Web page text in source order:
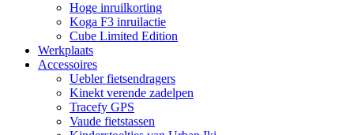
Hoge inruilkorting
Koga F3 inruilactie
Cube Limited Edition
Werkplaats
Accessoires
Uebler fietsendragers
Kinekt verende zadelpen
Tracefy GPS
Vaude fietstassen